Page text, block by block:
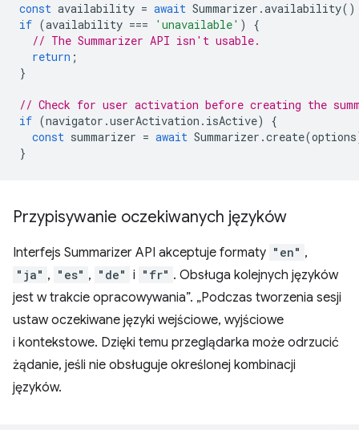
const availability = await Summarizer .availability
if (availability === 'unavailable' )
{
// The Summarizer API isn't usable.
return ;
}
// Check for user activation before creating the
if (navigator .userActivation . isActive)
{
const summarizer = await Summarizer .create(options
}
Przypisywanie oczekiwanych języków
Interfejs Summarizer API akceptuje formaty "en" ,
"ja" , "es" , "de" i "fr" . Obsługa kolejnych języków
jest w trakcie opracowywania”. „Podczas tworzenia sesji
ustaw oczekiwane języki wejściowe, wyjściowe
i kontekstowe. Dzięki temu przeglądarka może odrzucić
żądanie, jeśli nie obsługuje określonej kombinacji
języków.